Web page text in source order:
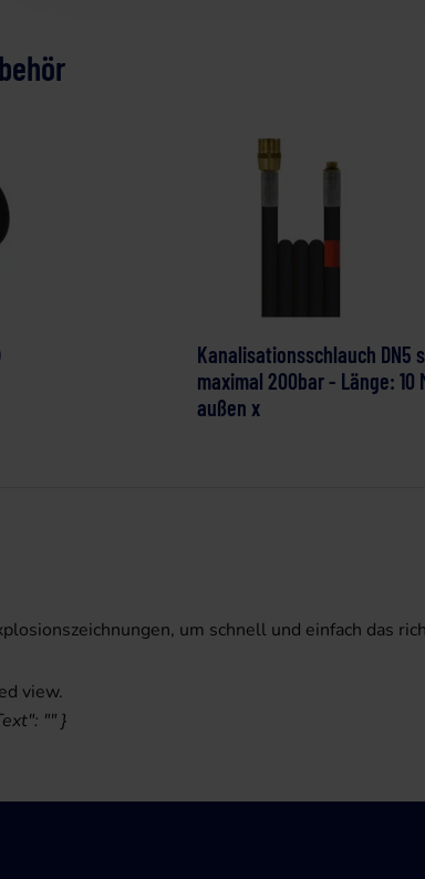
Kanalisationsschlauch DN5
maximal 200bar - Länge: 10
außen x
um schnell und einfach das
view.
"" }